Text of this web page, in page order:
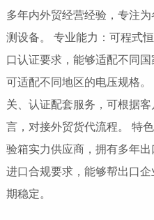
多年内外贸经营经验，专注
测设备。 专业能力：可程式
口认证要求，能够适配不同
可适配不同地区的电压规格
关、认证配套服务，可根据
言，对接外贸货代流程。 特
验箱实力供应商，拥有多年
进口合规要求，能够帮出口
期稳定。